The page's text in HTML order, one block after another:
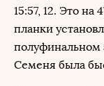
15:57, 12. Это
планки
полуфинальном
Семеня была